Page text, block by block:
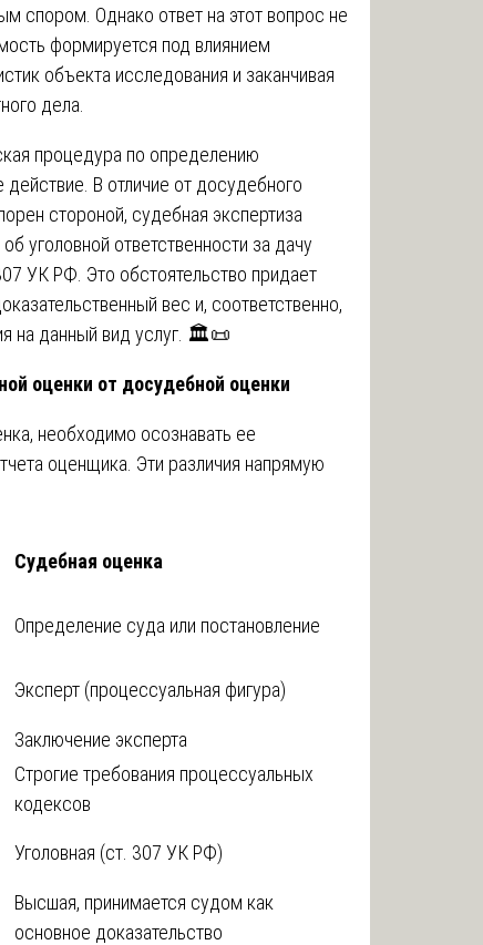
спором. Однако ответ на этот вопрос не
формируется под влиянием
объекта исследования и заканчивая
дела.
процедура по определению
В отличие от досудебного
стороной, судебная экспертиза
уголовной ответственности за дачу
УК РФ. Это обстоятельство придает
вес и, соответственно,
на данный вид услуг. 🏛️📜
оценки от досудебной оценки
необходимо осознавать ее
оценщика. Эти различия напрямую
Судебная оценка
Определение суда или постановление
Эксперт (процессуальная фигура)
Заключение эксперта
Строгие требования процессуальных
кодексов
Уголовная (ст. 307 УК РФ)
Высшая, принимается судом как
основное доказательство